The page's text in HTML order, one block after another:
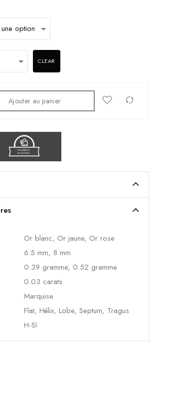
:
€
€
CLEAR
Ajouter au panier
Or blanc, Or jaune, Or rose
6.5 mm, 8 mm
0.39 gramme, 0.52 gramme
0.03 carats
Marquise
Flat, Hélix, Lobe, Septum, Tragus
H-SI